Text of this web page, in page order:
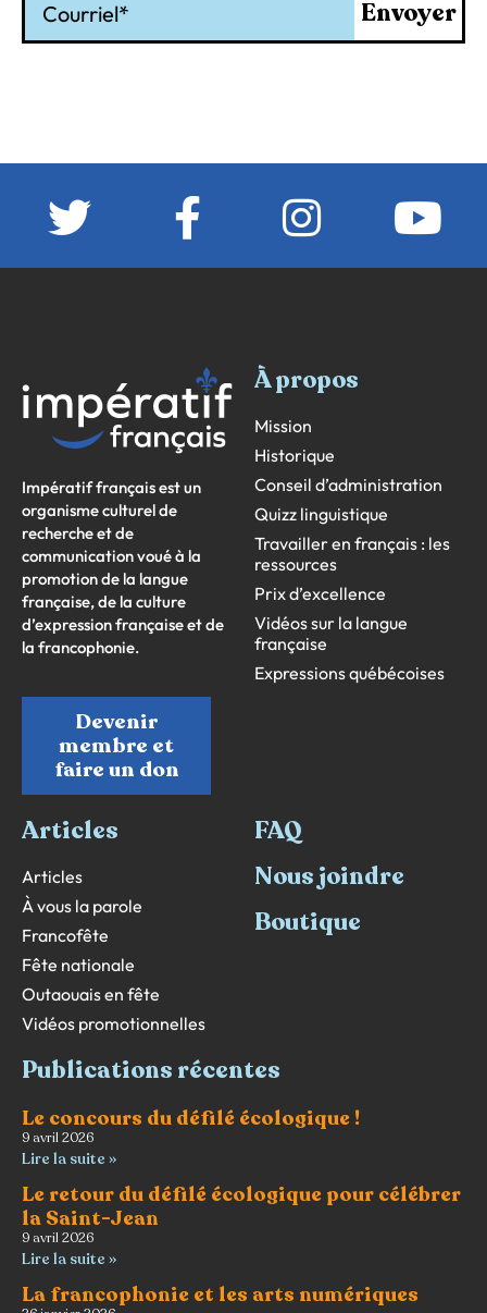
Envoyer
Impératif français est un
organisme culturel de
recherche et de
communication voué à la
promotion de la langue
française, de la culture
d’expression française et de
la francophonie.
Devenir
membre et
faire un don
À propos
Mission
Historique
Conseil d’administration
Quizz linguistique
Travailler en français : les
ressources
Prix d’excellence
Vidéos sur la langue
française
Expressions québécoises
Articles
Articles
À vous la parole
Francofête
Fête nationale
Outaouais en fête
Vidéos promotionnelles
FAQ
Nous joindre
Boutique
Publications récentes
Le concours du défilé écologique !
9 avril 2026
Lire la suite »
Le retour du défilé écologique pour célébrer
la Saint-Jean
9 avril 2026
Lire la suite »
La francophonie et les arts numériques